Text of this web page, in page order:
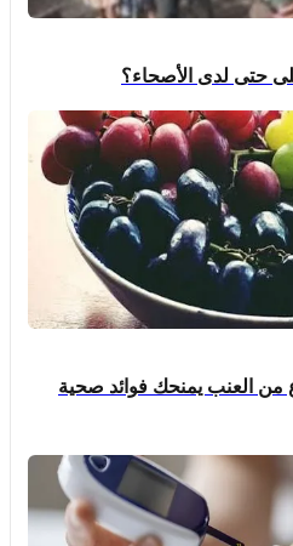
حتى لدى الأصحاء؟
من العنب يمنحك فوائد صحية